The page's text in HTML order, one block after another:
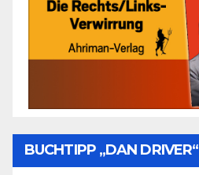
BUCHTIPP „DAN DRIVER“